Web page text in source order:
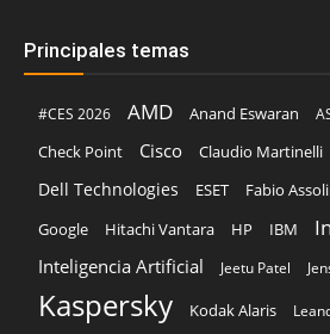
Principales temas
#CES 2026 AMD Anand Eswaran
Check Point
Cisco Claudio Martinelli
Dell Technologies ESET Fabio
Google Hitachi Vantara HP IBM
Inteligencia Artificial Jeetu Patel
Kaspersky Kodak Alaris